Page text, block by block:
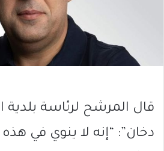
قال المرشح لرئاسة
دخان”: “إنه لا ينوي في